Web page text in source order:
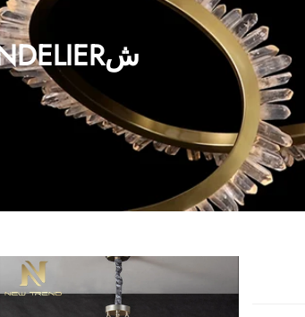
شANDELIER&معلقة مصباح